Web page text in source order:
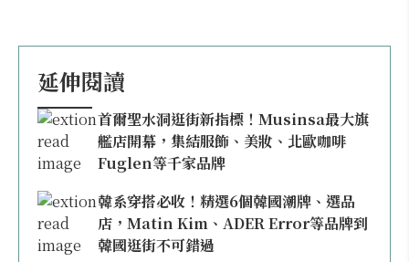
延伸閱讀
首爾聖水洞逛街新指標！Musinsa最大旗
艦店開幕，集結服飾、美妝、北歐咖啡
Fuglen等千家品牌
韓系穿搭必收！精選6個韓國潮牌、選品
店，Matin Kim、ADER Error等品牌到
韓國逛街不可錯過